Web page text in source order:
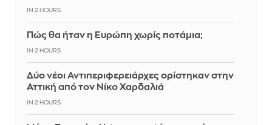
IN 2 HOURS
Πώς θα ήταν η Ευρώπη χωρίς ποτάμια;
IN 2 HOURS
Δύο νέοι Αντιπεριφερειάρχες ορίστηκαν στην
Αττική από τον Νίκο Χαρδαλιά
IN 2 HOURS